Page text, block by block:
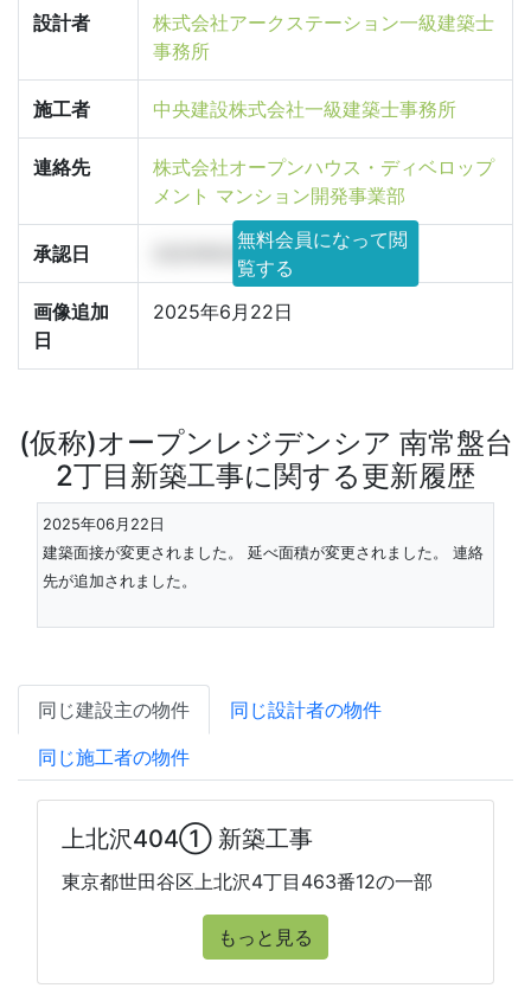
設計者
株式会社アークステーション一級建築士
事務所
施工者 中央建設株式会社一級建築士事務所
連絡先
株式会社オープンハウス・ディベロップ
メント マンション開発事業部
承認日 2025年6月25日
無料会員になって閲
覧する
画像追加
日
2025年6月22日
(仮称)オープンレジデンシア 南常盤台
2丁目新築工事に関する更新履歴
2025年06月22日
建築面接が変更されました。 延べ面積が変更されました。 連絡
先が追加されました。
同じ建設主の物件
同じ設計者の物件
同じ施工者の物件
上北沢404① 新築工事
東京都世田谷区上北沢4丁目463番12の一部
もっと見る